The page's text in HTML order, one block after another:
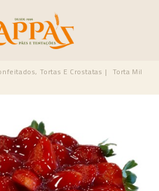
Tortas E Crostatas
Torta Mil